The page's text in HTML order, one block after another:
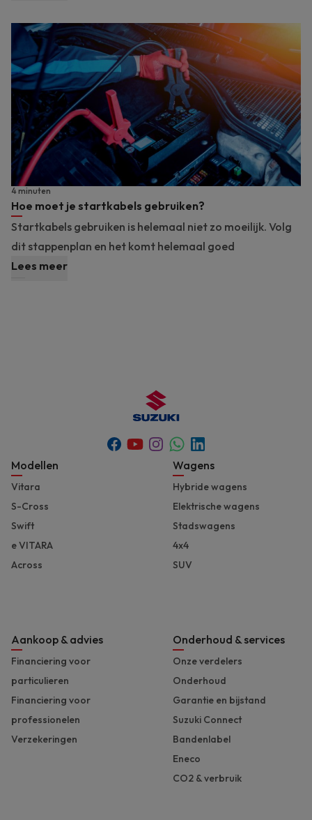
Hoe moet je startkabels gebruiken?
4 minuten
Startkabels gebruiken is helemaal niet zo moeilijk. Volg
dit stappenplan en het komt helemaal goed
Lees meer
Facebook
YoutubeInstagram
Whatsapp
Linkedin
Footer
Modellen
Vitara
S-Cross
Swift
e VITARA
Across
Wagens
Hybride wagens
Elektrische wagens
Stadswagens
4x4
SUV
Aankoop & advies
Financiering voor
particulieren
Financiering voor
professionelen
Verzekeringen
Onderhoud & services
Onze verdelers
Onderhoud
Garantie en bijstand
Suzuki Connect
Bandenlabel
Eneco
CO2 & verbruik